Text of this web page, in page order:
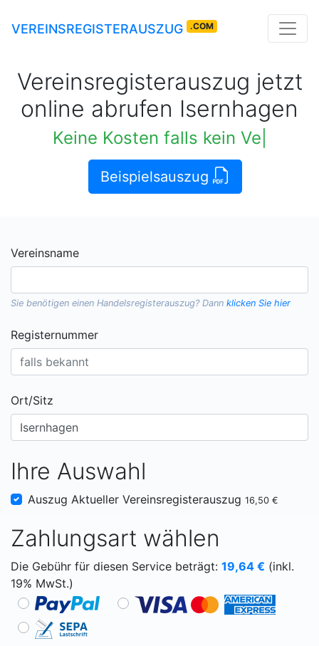
VEREINSREGISTERAUSZUG .COM
Vereinsregisterauszug jetzt
online abrufen Isernhagen
Beispielsauszug
Vereinsname
Sie benötigen einen Handelsregisterauszug? Dann klicken Sie hier
Registernummer
Ort/Sitz
Ihre Auswahl
Auszug Aktueller Vereinsregisterauszug 16,50 €
Zahlungsart wählen
Die Gebühr für diesen Service beträgt: 19,64 € (inkl.
19% MwSt.)